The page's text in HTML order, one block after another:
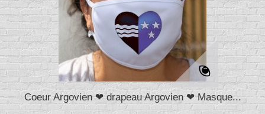
Coeur Argovien ❤ drapeau Argovien ❤ Masque...